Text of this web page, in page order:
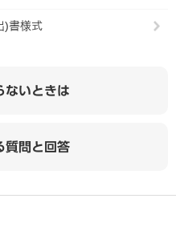
)書様式
ないときは
質問と回答